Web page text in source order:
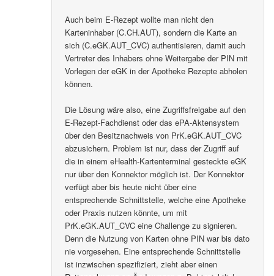
Auch beim E-Rezept wollte man nicht den
Karteninhaber (C.CH.AUT), sondern die Karte an
sich (C.eGK.AUT_CVC) authentisieren, damit auch
Vertreter des Inhabers ohne Weitergabe der PIN mit
Vorlegen der eGK in der Apotheke Rezepte abholen
können.
Die Lösung wäre also, eine Zugriffsfreigabe auf den
E-Rezept-Fachdienst oder das ePA-Aktensystem
über den Besitznachweis von PrK.eGK.AUT_CVC
abzusichern. Problem ist nur, dass der Zugriff auf
die in einem eHealth-Kartenterminal gesteckte eGK
nur über den Konnektor möglich ist. Der Konnektor
verfügt aber bis heute nicht über eine
entsprechende Schnittstelle, welche eine Apotheke
oder Praxis nutzen könnte, um mit
PrK.eGK.AUT_CVC eine Challenge zu signieren.
Denn die Nutzung von Karten ohne PIN war bis dato
nie vorgesehen. Eine entsprechende Schnittstelle
ist inzwischen spezifiziert, zieht aber einen